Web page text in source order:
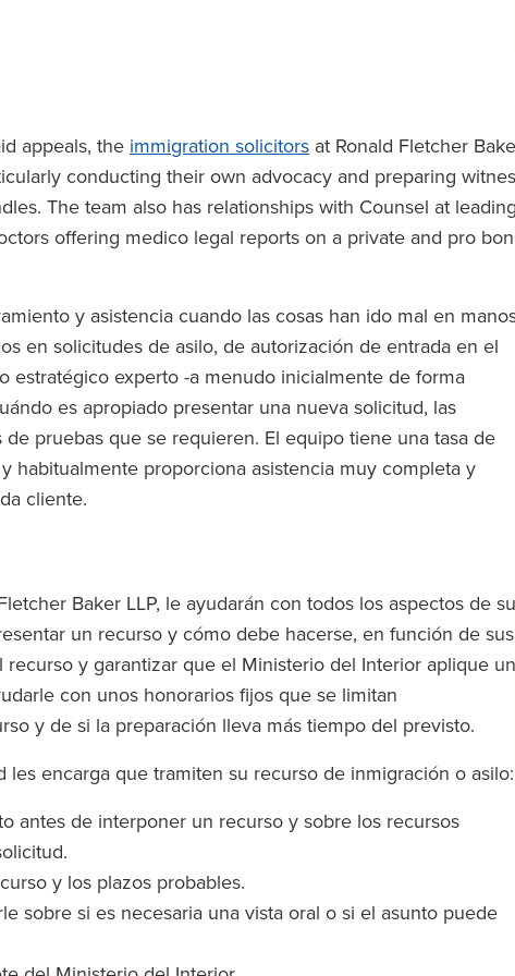
appeals, the immigration solicitors at Ronald Fletcher
conducting their own advocacy and preparing
The team also has relationships with Counsel at leading
offering medico legal reports on a private and pro
y asistencia cuando las cosas han ido mal en
en solicitudes de asilo, de autorización de entrada en el
estratégico experto -a menudo inicialmente de forma
es apropiado presentar una nueva solicitud, las
pruebas que se requieren. El equipo tiene una tasa de
habitualmente proporciona asistencia muy completa y
cliente.
Baker LLP, le ayudarán con todos los aspectos de su
un recurso y cómo debe hacerse, en función de sus
y garantizar que el Ministerio del Interior aplique
con unos honorarios fijos que se limitan
y de si la preparación lleva más tiempo del previsto.
encarga que tramiten su recurso de inmigración o asilo:
antes de interponer un recurso y sobre los recursos
y los plazos probables.
sobre si es necesaria una vista oral o si el asunto puede